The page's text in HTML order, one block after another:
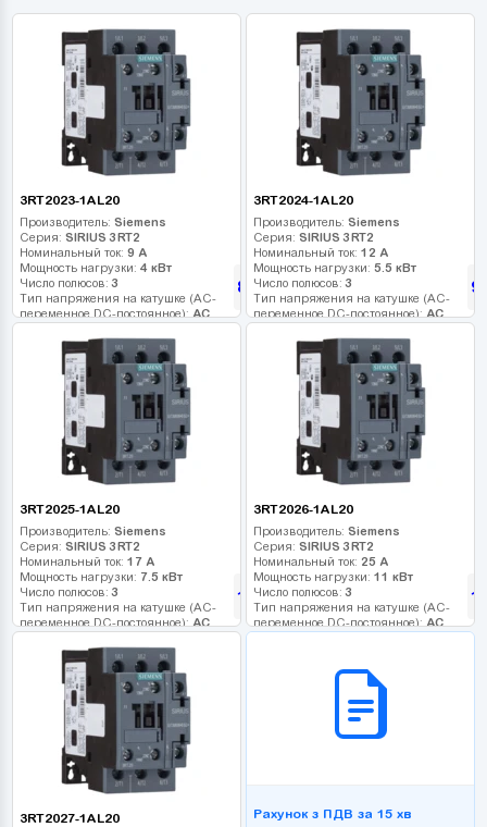
3RT2023-1AL20
Производитель: Siemens
Серия: SIRIUS 3RT2
Номинальный ток: 9 А
Мощность нагрузки: 4 кВт
Число полюсов:3
Тип напряжения на катушке (AC-
переменное DC-постоянное): AC
Дополнительные контакты:
850грн
3RT2024-1AL20
Производитель: Siemens
Серия: SIRIUS 3RT2
Номинальный ток: 12 А
Мощность нагрузки: 5.5 кВт
Число полюсов:3
Тип напряжения на катушке (AC-
переменное DC-постоянное): AC
Дополнительные контакты:
3RT2025-1AL20
Производитель: Siemens
Серия: SIRIUS 3RT2
Номинальный ток: 17 А
Мощность нагрузки: 7.5 кВт
Число полюсов:3
Тип напряжения на катушке (AC-
переменное DC-постоянное): AC
Дополнительные контакты:
1 250грн
3RT2026-1AL20
Производитель: Siemens
Серия: SIRIUS 3RT2
Номинальный ток: 25 А
Мощность нагрузки: 11 кВт
Число полюсов:3
Тип напряжения на катушке (AC-
переменное DC-постоянное): AC
1
3RT2027-1AL20 Рахунок з ПДВ за 15 хв